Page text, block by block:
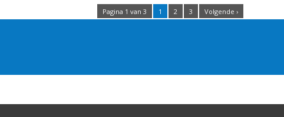
Pagina 1 van 3 1 2 3 Volgende ›